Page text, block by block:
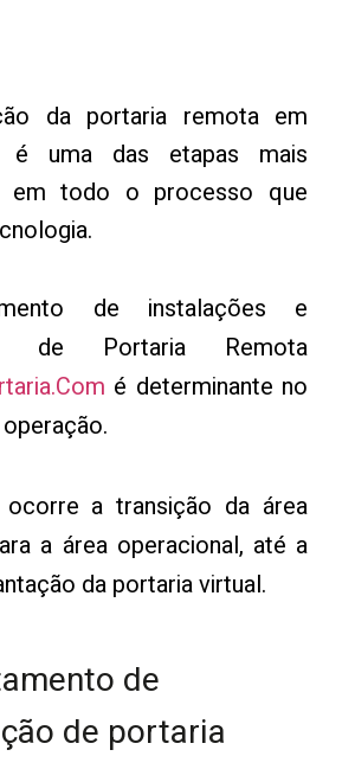
da portaria remota em
é uma das etapas mais
em todo o processo que
de instalações e
de Portaria Remota
é determinante no
a transição da área
a área operacional, até a
da portaria virtual.
de
de portaria